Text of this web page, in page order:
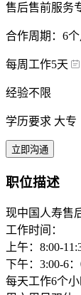
售后售前服务
合作周期：6
每周工作5天
经验不限
学历要求 大专
立即沟通
职位描述
现中国人寿售
工作时间：
上午：8:00-
下午：3:00-6
每天工作6个